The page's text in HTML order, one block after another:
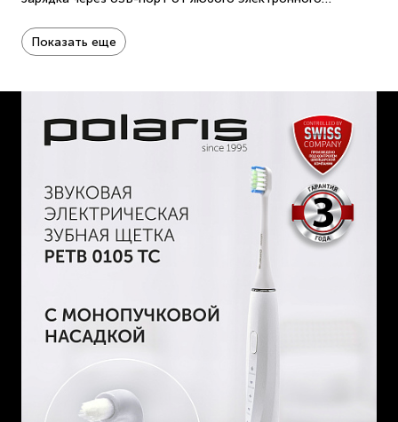
Футляр для хранения и путешествий в комплекте.
Показать еще